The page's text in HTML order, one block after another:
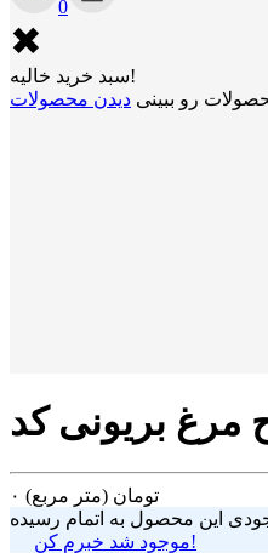
0
✖
سبد خرید خالیه!
رو ببینی
۰ تومان (متر مربع)
این محصول به اتمام رسیده
موجود شد خبرم کن!